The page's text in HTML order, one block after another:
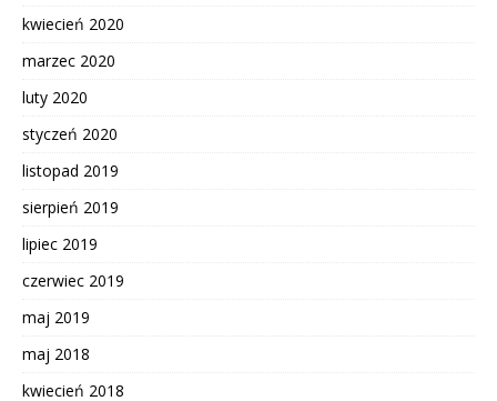
kwiecień 2020
marzec 2020
luty 2020
styczeń 2020
listopad 2019
sierpień 2019
lipiec 2019
czerwiec 2019
maj 2019
maj 2018
kwiecień 2018